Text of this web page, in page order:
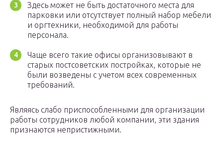
Здесь может не быть достаточного места для
парковки или отсутствует полный набор мебели
и оргтехники, необходимой для работы
персонала.
Чаще всего такие офисы организовывают в
старых постсоветских постройках, которые не
были возведены с учетом всех современных
требований.
Являясь слабо приспособленными для организации
работы сотрудников любой компании, эти здания
признаются непристижными.